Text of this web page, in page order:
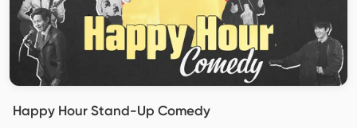
Happy Hour Stand-Up Comedy